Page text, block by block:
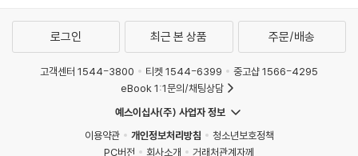
로그인 최근 본 상품 주문/배송
고객센터 1544-3800 티켓 1544-6399
중고샵 1566-4295
eBook 1:1문의/채팅상담
예스이십사(주) 사업자 정보
이용약관
개인정보처리방침
청소년보호정책
PC버전
회사소개 거래처관계자께